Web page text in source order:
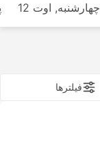
چهارشنبه, اوت 12
فیلتر‌ها